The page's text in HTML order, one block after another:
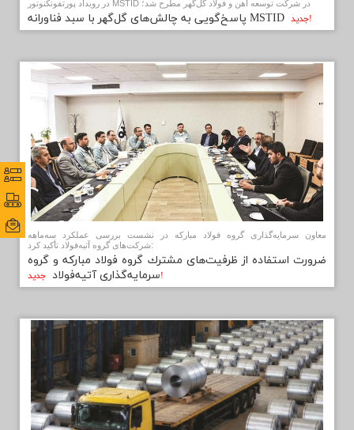
ارتباط با ما
در رویداد پورتفوتکنوتور MSTID در شرکت توسعه آهن و فولاد گل‌گهر مطرح شد؛
پاسخ‌گویی به چالش‌های گل‌گهر با سبد فناورانه MSTID جديد!
معاون سرمایه‌گذاری گروه فولاد مبارکه در نشست بررسی عملکرد سه‌ماهه
شرکت‌های گروه آتیه‌فولاد تأکید کرد:
ضرورت استفاده از ظرفیت‌های مشترك گروه فولاد مباركه و گروه
سرمایه‌گذاری آتیه‌فولادجديد!